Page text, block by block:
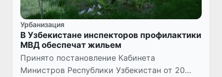
Урбанизация
В Узбекистане инспекторов профилактики
МВД обеспечат жильем
Принято постановление Кабинета
Министров Республики Узбекистан от 20